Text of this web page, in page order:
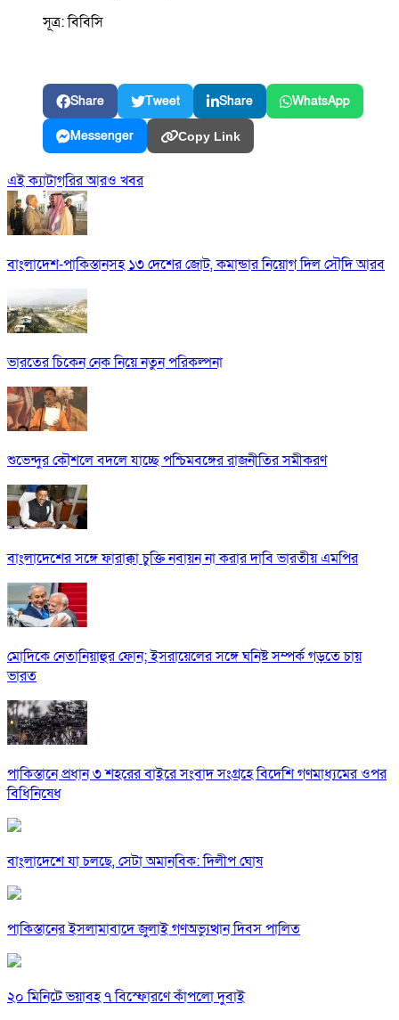
সূত্র: বিবিসি
Share Tweet Share WhatsApp
Messenger Copy Link
এই ক্যাটাগরির আরও খবর
বাংলাদেশ-পাকিস্তানসহ ১৩ দেশের জোট, কমান্ডার নিয়োগ দিল সৌদি আরব
ভারতের চিকেন নেক নিয়ে নতুন পরিকল্পনা
শুভেন্দুর কৌশলে বদলে যাচ্ছে পশ্চিমবঙ্গের রাজনীতির সমীকরণ
বাংলাদেশের সঙ্গে ফারাক্কা চুক্তি নবায়ন না করার দাবি ভারতীয় এমপির
মোদিকে নেতানিয়াহুর ফোন; ইসরায়েলের সঙ্গে ঘনিষ্ট সম্পর্ক গড়তে চায়
ভারত
পাকিস্তানে প্রধান ৩ শহরের বাইরে সংবাদ সংগ্রহে বিদেশি গণমাধ্যমের ওপর
বিধিনিষেধ
বাংলাদেশে যা চলছে, সেটা অমানবিক: দিলীপ ঘোষ
পাকিস্তানের ইসলামাবাদে জুলাই গণঅভ্যুত্থান দিবস পালিত
২০ মিনিটে ভয়াবহ ৭ বিস্ফোরণে কাঁপলো দুবাই